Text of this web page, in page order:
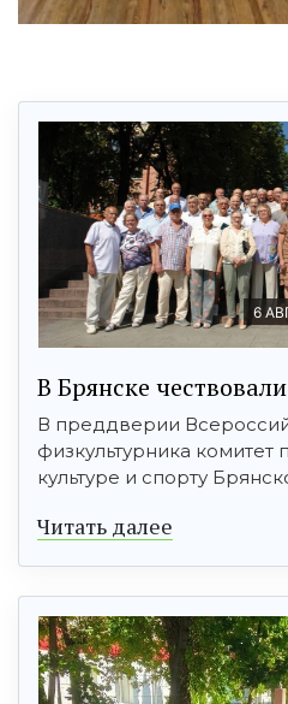
6
В Брянске
В преддверии
физкультурника комитет
культуре и спорту
Читать далее